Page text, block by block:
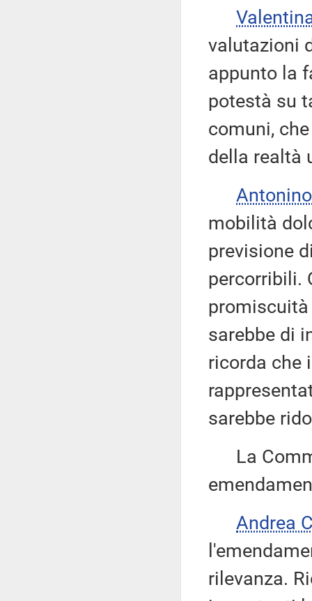
valutazioni
appunto la
potestà su
comuni,
della realtà
mobilità
previsione
percorribili.
sarebbe di
ricorda che
sarebbe
La
Andrea
rilevanza.